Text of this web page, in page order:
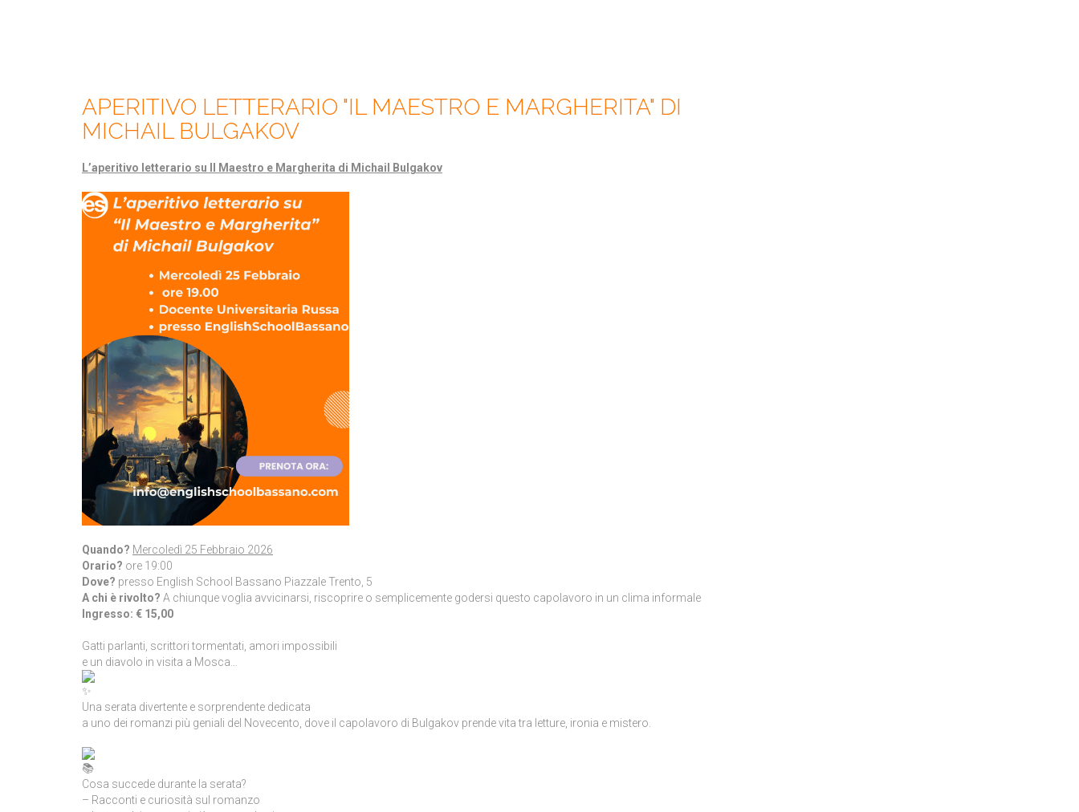
APERITIVO LETTERARIO "IL MAESTRO E MARGHERITA" DI
MICHAIL BULGAKOV
L’aperitivo letterario su Il Maestro e Margherita di Michail Bulgakov
Quando? Mercoledì 25 Febbraio 2026
Orario? ore 19:00
Dove? presso English School Bassano Piazzale Trento, 5
A chi è rivolto? A chiunque voglia avvicinarsi, riscoprire o semplicemente godersi questo capolavoro in un clima informale
Ingresso: € 15,00
Gatti parlanti, scrittori tormentati, amori impossibili
e un diavolo in visita a Mosca…
Una serata divertente e sorprendente dedicata
a uno dei romanzi più geniali del Novecento, dove il capolavoro di Bulgakov prende vita tra letture, ironia e mistero.
Cosa succede durante la serata?
– Racconti e curiosità sul romanzo